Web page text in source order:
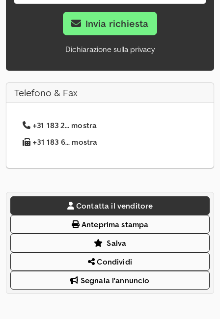
Invia richiesta
Dichiarazione sulla privacy
Telefono & Fax
+31 183 2... mostra
+31 183 6... mostra
Contatta il venditore
Anteprima stampa
Salva
Condividi
Segnala l'annuncio